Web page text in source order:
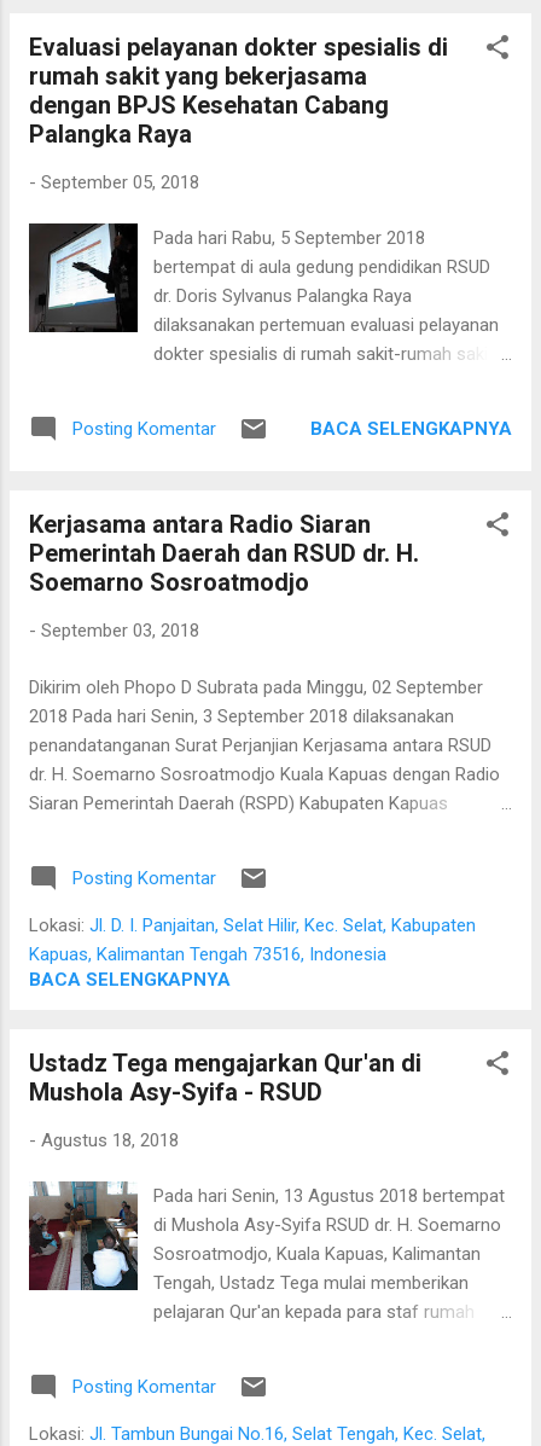
Evaluasi pelayanan dokter spesialis di
rumah sakit yang bekerjasama
dengan BPJS Kesehatan Cabang
Palangka Raya
- September 05, 2018
Pada hari Rabu, 5 September 2018
bertempat di aula gedung pendidikan RSUD
dr. Doris Sylvanus Palangka Raya
dilaksanakan pertemuan evaluasi pelayanan
dokter spesialis di rumah sakit-rumah sakit
BPJS Kesehatan Palangka Raya, dr. Elke
Kota Palangka Raya. Selain itu ada juga
masalah dokter umum yang tidak mau
memberikan pelayanan kepada pasien BPJS
bahwa untuk pelayanan oleh dokter umum
dibawah supervisi dokter spesialis. Untuk
masalah PPDS, disepakati bahwa PPDS bisa
digunakan oleh rumah sakit karena
keterbatasan sumber daya manusia. Surat
penugasan dari kementerian kesehatan bisa
rumah sakit.
Posting Komentar BACA SELENGKAPNYA
Kerjasama antara Radio Siaran
Pemerintah Daerah dan RSUD dr. H.
Soemarno Sosroatmodjo
- September 03, 2018
Dikirim oleh Phopo D Subrata pada Minggu, 02 September
2018 Pada hari Senin, 3 September 2018 dilaksanakan
penandatanganan Surat Perjanjian Kerjasama antara RSUD
dr. H. Soemarno Sosroatmodjo Kuala Kapuas dengan Radio
Siaran Pemerintah Daerah (RSPD) Kabupaten Kapuas
oleh Plt. Direktur RSUD dr. H. Soemarno Sosroatmodjo Kuala
Kapuas, dr. Agus Waluyo, MM dan Plt. Kepala Dinas
Komunikasi dan Informasi Kabupaten Kapuas, Dr. H.
Suwarno Muriyat, S.Ag, M.Pd. Kedua belah pihak bersepakat
dari rumah sakit
Posting Komentar
Lokasi: Jl. D. I. Panjaitan, Selat Hilir, Kec. Selat, Kabupaten
Kapuas, Kalimantan Tengah 73516, Indonesia
BACA SELENGKAPNYA
Ustadz Tega mengajarkan Qur'an di
Mushola Asy-Syifa - RSUD
- Agustus 18, 2018
Pada hari Senin, 13 Agustus 2018 bertempat
di Mushola Asy-Syifa RSUD dr. H. Soemarno
Sosroatmodjo, Kuala Kapuas, Kalimantan
Tengah, Ustadz Tega mulai memberikan
pelajaran Qur'an kepada para staf rumah
Beliau merupakan guru ketiga yang pernah
mengajarkan Qur'an di mushola ini.
Posting Komentar
Lokasi: Jl. Tambun Bungai No.16, Selat Tengah, Kec. Selat,